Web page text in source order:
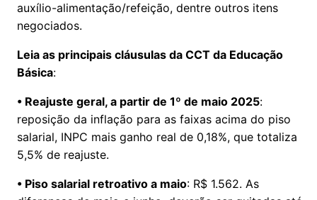
auxílio-alimentação/refeição, dentre outros itens
negociados.
Leia as principais cláusulas da CCT da Educação
Básica:
• Reajuste geral, a partir de 1º de maio 2025:
reposição da inflação para as faixas acima do piso
salarial, INPC mais ganho real de 0,18%, que totaliza
5,5% de reajuste.
• Piso salarial retroativo a maio: R$ 1.562. As